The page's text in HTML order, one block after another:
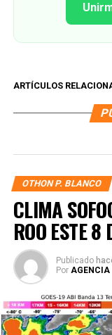
ARTÍCULOS
OTHON P. BLANCO
CLIMA
ROO ESTE 8
Publicado
Por AGENCIA